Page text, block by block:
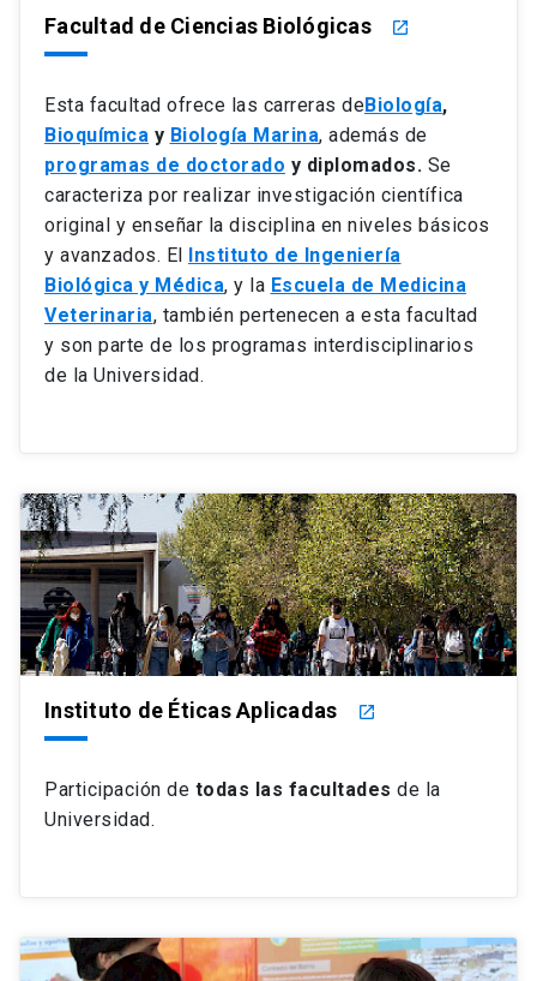
Facultad de Ciencias Biológicas launch
Esta facultad ofrece las carreras deBiología,
Bioquímica y Biología Marina, además de
programas de doctorado y diplomados. Se
caracteriza por realizar investigación científica
original y enseñar la disciplina en niveles básicos
y avanzados. El
Instituto de Ingeniería
Biológica y Médica, y la Escuela de Medicina
Veterinaria, también pertenecen a esta facultad
y son parte de los programas interdisciplinarios
de la Universidad.
Instituto de Éticas Aplicadas launch
Participación de todas las facultades de la
Universidad.